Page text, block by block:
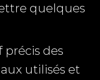
quelques
précis des
utilisés et